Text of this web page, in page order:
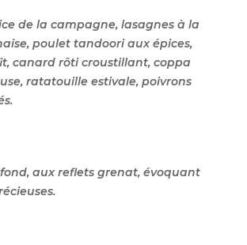
de la campagne, lasagnes à la
poulet tandoori aux épices,
canard rôti croustillant, coppa
ratatouille estivale, poivrons
aux reflets grenat, évoquant